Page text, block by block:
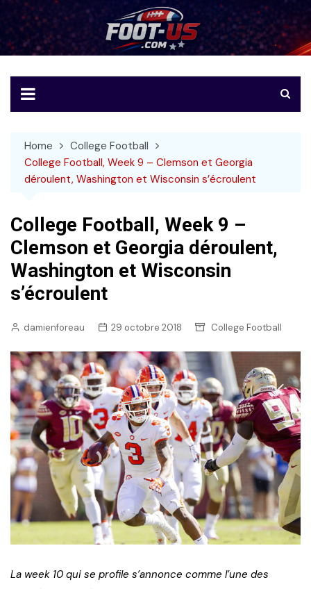
to
content
Foot-US
Le football américain en français
Home
College Football
College Football, Week 9 – Clemson et Georgia
déroulent, Washington et Wisconsin s’écroulent
College Football, Week 9 –
Clemson et Georgia déroulent,
Washington et Wisconsin
s’écroulent
damienforeau 29 octobre 2018 College Football
La week 10 qui se profile s’annonce comme l’une des